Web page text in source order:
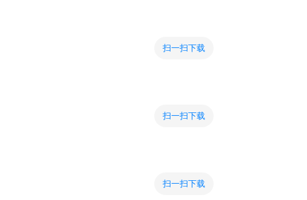
扫一扫下载
扫一扫下载
扫一扫下载